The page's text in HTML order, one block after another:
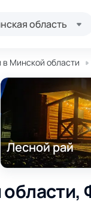
область
в Минской области
Лесной рай